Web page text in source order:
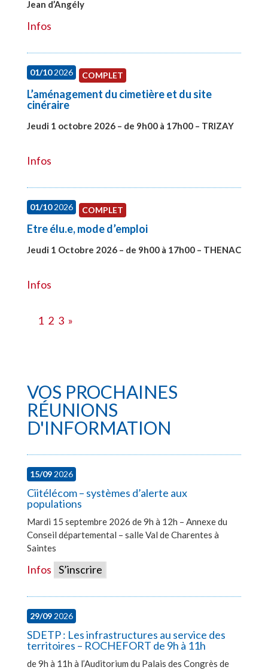
Jean d’Angély
Infos
01/102026 COMPLET
L’aménagement du cimetière et du site
cinéraire
Jeudi 1 octobre 2026 – de 9h00 à 17h00 – TRIZAY
Infos
01/102026 COMPLET
Etre élu.e, mode d’emploi
Jeudi 1 Octobre 2026 – de 9h00 à 17h00 – THENAC
Infos
1 2 3 »
VOS PROCHAINES
RÉUNIONS
D'INFORMATION
15/092026
Ciitélécom – systèmes d’alerte aux
populations
Mardi 15 septembre 2026 de 9h à 12h – Annexe du
Conseil départemental – salle Val de Charentes à
Saintes
Infos S’inscrire
29/092026
SDETP : Les infrastructures au service des
territoires – ROCHEFORT de 9h à 11h
de 9h à 11h à l’Auditorium du Palais des Congrès de